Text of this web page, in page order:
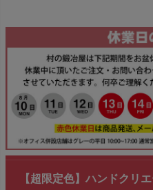
【超限定色】ハンドク